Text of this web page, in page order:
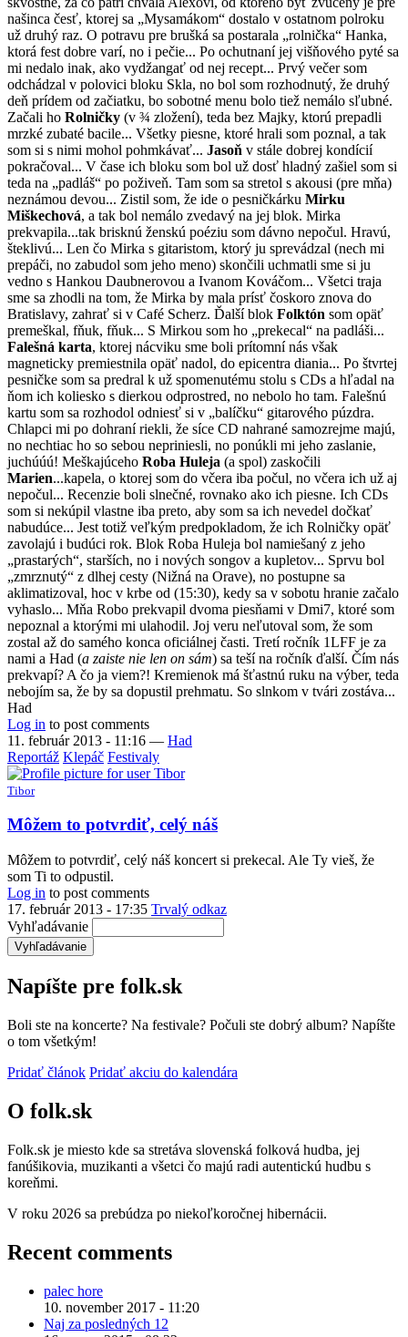
našinca česť, ktorej sa „Mysamákom“ dostalo v ostatnom polroku
už druhý raz. O potravu pre brušká sa postarala „rolnička“ Hanka,
ktorá fest dobre varí, no i pečie... Po ochutnaní jej višňového pyté sa
mi nedalo inak, ako vydžangať od nej recept... Prvý večer som
odchádzal v polovici bloku Skla, no bol som rozhodnutý, že druhý
deň prídem od začiatku, bo sobotné menu bolo tiež nemálo sľubné.
Začali ho Rolničky (v ¾ zložení), teda bez Majky, ktorú prepadli
mrzké zubaté bacile... Všetky piesne, ktoré hrali som poznal, a tak
som si s nimi mohol pohmkávať... Jasoň v stále dobrej kondícií
pokračoval... V čase ich bloku som bol už dosť hladný zašiel som si
teda na „padláš“ po poživeň. Tam som sa stretol s akousi (pre mňa)
neznámou devou... Zistil som, že ide o pesničkárku Mirku
Miškechová, a tak bol nemálo zvedavý na jej blok. Mirka
prekvapila...tak brisknú ženskú poéziu som dávno nepočul. Hravú,
šteklivú... Len čo Mirka s gitaristom, ktorý ju sprevádzal (nech mi
prepáči, no zabudol som jeho meno) skončili uchmatli sme si ju
vedno s Hankou Daubnerovou a Ivanom Kováčom... Všetci traja
sme sa zhodli na tom, že Mirka by mala prísť čoskoro znova do
Bratislavy, zahrať si v Café Scherz. Ďalší blok Folktón som opäť
premeškal, fňuk, fňuk... S Mirkou som ho „prekecal“ na padláši...
Falešná karta, ktorej nácviku sme boli prítomní nás však
magneticky premiestnila opäť nadol, do epicentra diania... Po štvrtej
pesničke som sa predral k už spomenutému stolu s CDs a hľadal na
ňom ich koliesko s dierkou odprostred, no nebolo ho tam. Falešnú
kartu som sa rozhodol odniesť si v „balíčku“ gitarového púzdra.
Chlapci mi po dohraní riekli, že síce CD nahrané samozrejme majú,
no nechtiac ho so sebou nepriniesli, no ponúkli mi jeho zaslanie,
juchúúú! Meškajúceho Roba Huleja (a spol) zaskočili
Marien...kapela, o ktorej som do včera iba počul, no včera ich už aj
nepočul... Recenzie boli slnečné, rovnako ako ich piesne. Ich CDs
som si nekúpil vlastne iba preto, aby som sa ich nevedel dočkať
nabudúce... Jest totiž veľkým predpokladom, že ich Rolničky opäť
zavolajú i budúci rok. Blok Roba Huleja bol namiešaný z jeho
„prastarých“, starších, no i nových songov a kupletov... Sprvu bol
„zmrznutý“ z dlhej cesty (Nižná na Orave), no postupne sa
aklimatizoval, hoc v krbe od (15:30), kedy sa v sobotu hranie začalo
vyhaslo... Mňa Robo prekvapil dvoma piesňami v Dmi7, ktoré som
nepoznal a ktorými mi ulahodil. Joj veru neľutoval som, že som
zostal až do samého konca oficiálnej časti. Tretí ročník 1LFF je za
nami a Had (a zaiste nie len on sám) sa teší na ročník ďalší. Čím nás
prekvapí? A čo ja viem?! Kremienok má šťastnú ruku na výber, teda
nebojím sa, že by sa dopustil prehmatu. So slnkom v tvári zostáva...
Had
Log in to post comments
11. február 2013 - 11:16 — Had
Reportáž Klepáč Festivaly
Tibor
Môžem to potvrdiť, celý náš
Môžem to potvrdiť, celý náš koncert si prekecal. Ale Ty vieš, že
som Ti to odpustil.
Log in to post comments
17. február 2013 - 17:35 Trvalý odkaz
Vyhľadávanie
Napíšte pre folk.sk
Boli ste na koncerte? Na festivale? Počuli ste dobrý album? Napíšte
o tom všetkým!
Pridať článok Pridať akciu do kalendára
O folk.sk
Folk.sk je miesto kde sa stretáva slovenská folková hudba, jej
fanúšikovia, muzikanti a všetci čo majú radi autentickú hudbu s
koreňmi.
V roku 2026 sa prebúdza po niekoľkoročnej hibernácii.
Recent comments
palec hore
10. november 2017 - 11:20
Naj za posledných 12